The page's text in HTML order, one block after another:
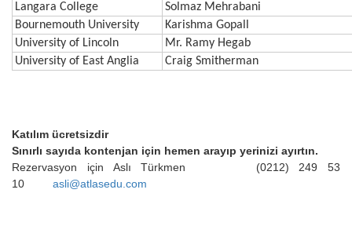
Langara College
Solmaz Mehrabani
Bournemouth University
Karishma Gopall
University of Lincoln
Mr. Ramy Hegab
University of East Anglia
Craig Smitherman
Katılım ücretsizdir
Sınırlı sayıda kontenjan için hemen arayıp yerinizi ayırtın.
Rezervasyon için Aslı Türkmen
(0212) 249 53
10
asli@atlasedu.com